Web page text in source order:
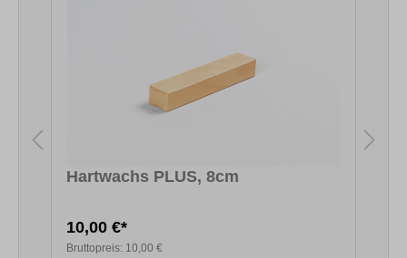
Hartwachs PLUS, 8cm
10,00 €*
Bruttopreis: 10,00 €